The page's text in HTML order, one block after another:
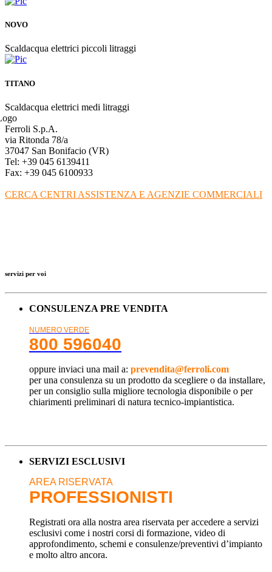
NOVO
Scaldacqua elettrici piccoli litraggi
TITANO
Scaldacqua elettrici medi litraggi
Ferroli S.p.A.
via Ritonda 78/a
37047 San Bonifacio (VR)
Tel: +39 045 6139411
Fax: +39 045 6100933
CERCA CENTRI ASSISTENZA E AGENZIE COMMERCIALI
servizi per voi
CONSULENZA PRE VENDITA
NUMERO VERDE
800 596040
oppure inviaci una mail a: prevendita@ferroli.com
per una consulenza su un prodotto da scegliere o da installare,
per un consiglio sulla migliore tecnologia disponibile o per
chiarimenti preliminari di natura tecnico-impiantistica.
SERVIZI ESCLUSIVI
AREA RISERVATA
PROFESSIONISTI
Registrati ora alla nostra area riservata per accedere a servizi
esclusivi come i nostri corsi di formazione, video di
approfondimento, schemi e consulenze/preventivi d’impianto
e molto altro ancora.